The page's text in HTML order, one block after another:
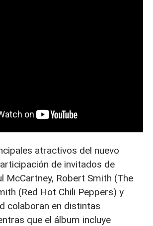
atractivos del nuevo
de invitados de
McCartney, Robert Smith (The
(Red Hot Chili Peppers) y
colaboran en distintas
que el álbum incluye